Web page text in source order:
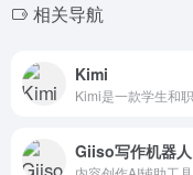
相关导航
Kimi
Giiso写作机器人